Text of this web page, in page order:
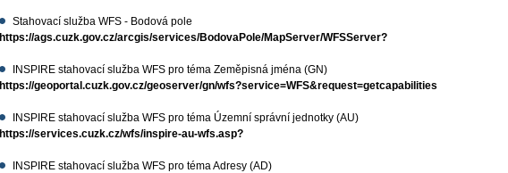
Stahovací služba WFS - Bodová pole
https://ags.cuzk.gov.cz/arcgis/services/BodovaPole/MapServer/WFSServer?
INSPIRE stahovací služba WFS pro téma Zeměpisná jména (GN)
https://geoportal.cuzk.gov.cz/geoserver/gn/wfs?service=WFS&request=getcapabilities
INSPIRE stahovací služba WFS pro téma Územní správní jednotky (AU)
https://services.cuzk.cz/wfs/inspire-au-wfs.asp?
INSPIRE stahovací služba WFS pro téma Adresy (AD)